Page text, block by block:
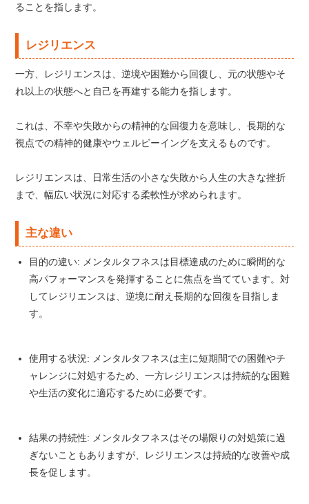
ることを指します。
レジリエンス
一方、レジリエンスは、逆境や困難から回復し、元の状態やそ
れ以上の状態へと自己を再建する能力を指します。
これは、不幸や失敗からの精神的な回復力を意味し、長期的な
視点での精神的健康やウェルビーイングを支えるものです。
レジリエンスは、日常生活の小さな失敗から人生の大きな挫折
まで、幅広い状況に対応する柔軟性が求められます。
主な違い
目的の違い: メンタルタフネスは目標達成のために瞬間的な
高パフォーマンスを発揮することに焦点を当てています。対
してレジリエンスは、逆境に耐え長期的な回復を目指しま
す。
使用する状況: メンタルタフネスは主に短期間での困難やチ
ャレンジに対処するため、一方レジリエンスは持続的な困難
や生活の変化に適応するために必要です。
結果の持続性: メンタルタフネスはその場限りの対処策に過
ぎないこともありますが、レジリエンスは持続的な改善や成
長を促します。